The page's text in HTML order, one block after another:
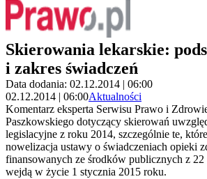
Skierowania lekarskie:
i zakres świadczeń
Data dodania: 02.12.2014 | 06:00
02.12.2014 | 06:00Aktualności
Komentarz eksperta Serwisu Prawo i
Paszkowskiego dotyczący skierowań
legislacyjne z roku 2014, szczególnie te,
nowelizacja ustawy o świadczeniach opieki
finansowanych ze środków publicznych z
wejdą w życie 1 stycznia 2015 roku.